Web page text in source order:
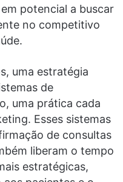
potencial a buscar
no competitivo
uma estratégia
de
uma prática cada
Esses sistemas
de consultas
liberam o tempo
estratégicas,